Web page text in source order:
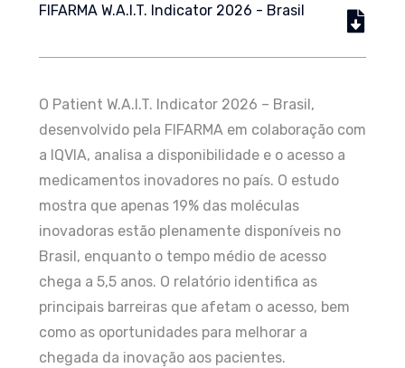
FIFARMA W.A.I.T. Indicator 2026 - Brasil
O Patient W.A.I.T. Indicator 2026 – Brasil,
desenvolvido pela FIFARMA em colaboração com
a IQVIA, analisa a disponibilidade e o acesso a
medicamentos inovadores no país. O estudo
mostra que apenas 19% das moléculas
inovadoras estão plenamente disponíveis no
Brasil, enquanto o tempo médio de acesso
chega a 5,5 anos. O relatório identifica as
principais barreiras que afetam o acesso, bem
como as oportunidades para melhorar a
chegada da inovação aos pacientes.